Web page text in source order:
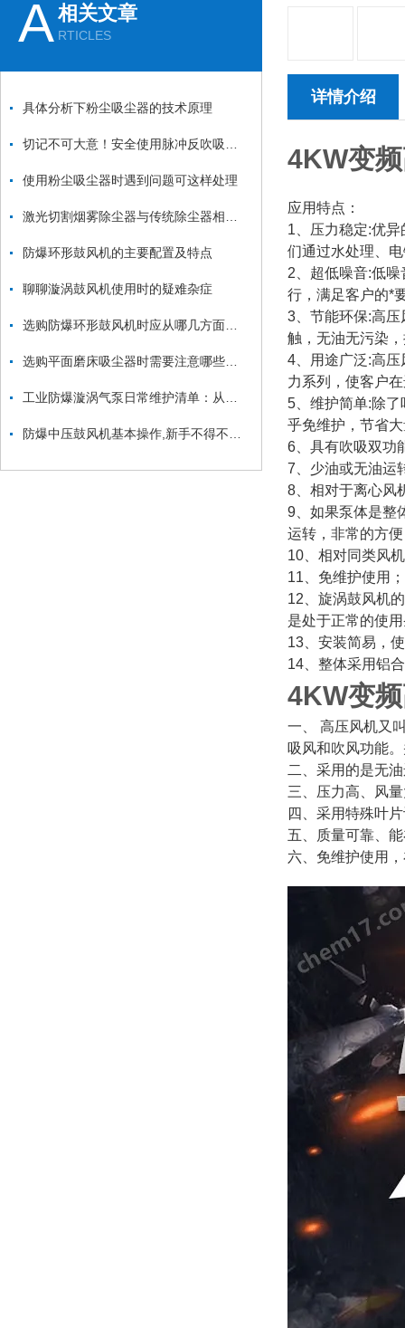
A相关文章
RTICLES
具体分析下粉尘吸尘器的技术原理
使用粉尘吸尘器时遇到问题可这样处理
防爆环形鼓风机的主要配置及特点
聊聊漩涡鼓风机使用时的疑难杂症
详情介绍
4KW变
应用特点：
1、压力稳定:优
们通过水处理、
2、超低噪音:低
行，满足客户的*
3、节能环保:高
触，无油无污染
4、用途广泛:高
力系列，使客户
5、维护简单:除
乎免维护，节省
6、具有吹吸双功
7、少油或无油运
8、相对于离心风
9、如果泵体是整
运转，非常的方
10、相对同类风
11、免维护使用
12、旋涡鼓风机
是处于正常的使
13、安装简易，
14、整体采用铝
4KW变
一、 高压风机又
吸风和吹风功能
二、采用的是无
三、压力高、风
四、采用特殊叶
五、质量可靠、
六、免维护使用